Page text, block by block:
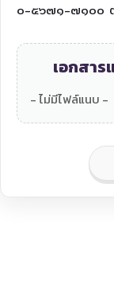
๐-๕๖๗๑-๗๑๐๐ ต่อ
เอกสาร
- ไม่มีไฟล์แนบ -